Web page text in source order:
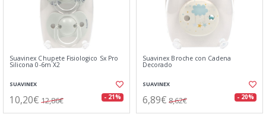
Suavinex Chupete Fisiologico Sx Pro
Silicona 0-6m X2
SUAVINEX
10,20€ 12,86€ - 21%
Suavinex Broche con Cadena
Decorado
SUAVINEX
6,89€ 8,62€ - 20%